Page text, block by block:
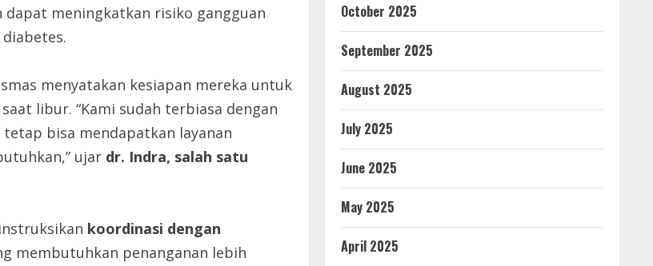
meningkatkan risiko gangguan
menyatakan kesiapan mereka untuk
libur. “Kami sudah terbiasa dengan
bisa mendapatkan layanan
ujar dr. Indra, salah satu
koordinasi dengan
membutuhkan penanganan lebih
October 2025
September 2025
August 2025
July 2025
June 2025
May 2025
April 2025